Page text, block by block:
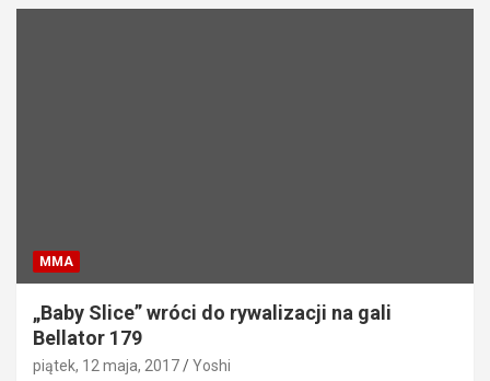
MMA
„Baby Slice” wróci do rywalizacji na gali
Bellator 179
piątek, 12 maja, 2017 Yoshi